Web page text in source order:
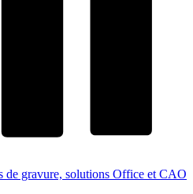
de gravure, solutions Office et CAO